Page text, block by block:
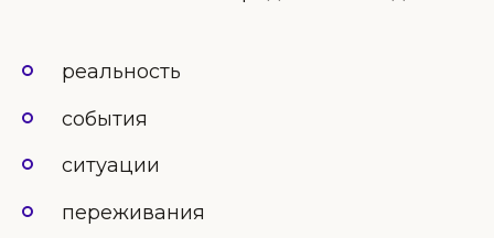
реальность
события
ситуации
переживания